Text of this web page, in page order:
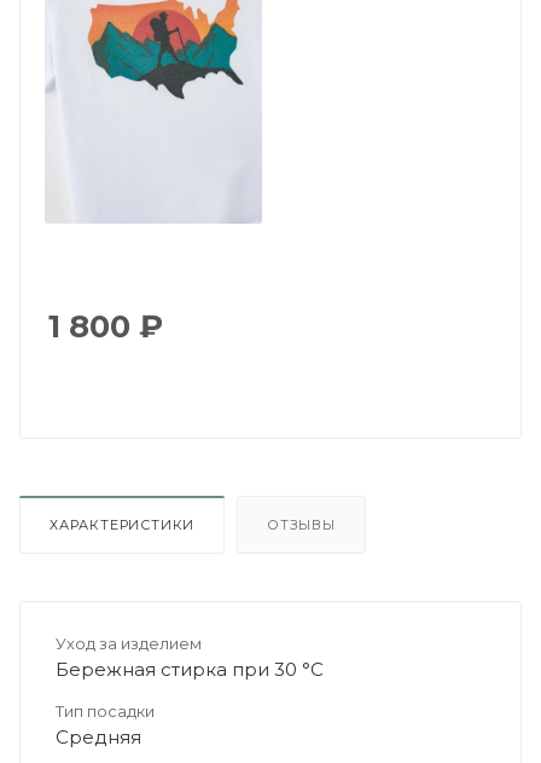
1 800 ₽
ХАРАКТЕРИСТИКИ ОТЗЫВЫ
Уход за изделием
Бережная стирка при 30 °C
Тип посадки
Средняя